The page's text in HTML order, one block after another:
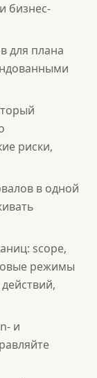
бизнес-
для плана
риски,
в одной
scope,
режимы
и